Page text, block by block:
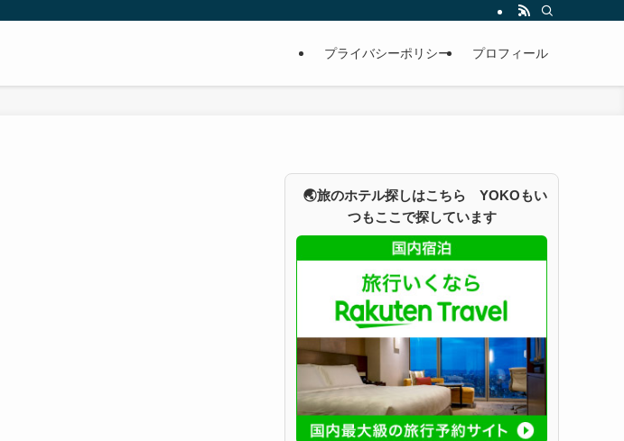
プライバシーポリシー プロフィール
🌏旅のホテル探しはこちら YOKOもい
つもここで探しています